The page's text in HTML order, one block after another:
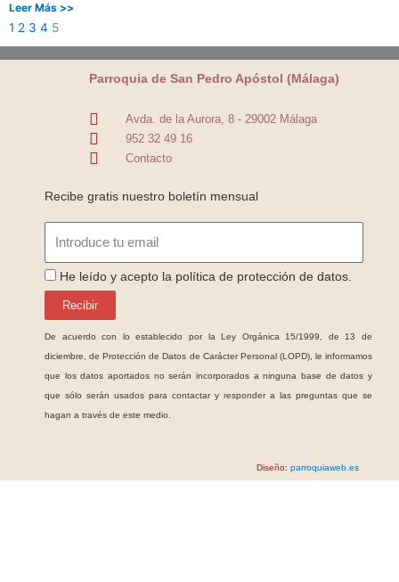
Leer Más >>
1 2 3 4 5
Parroquia de San Pedro Apóstol (Málaga)
Avda. de la Aurora, 8 - 29002 Málaga
952 32 49 16
Contacto
Recibe gratis nuestro boletín mensual
ProteccionDatos
He leído y acepto la política de protección de datos.
Recibir
De acuerdo con lo establecido por la Ley Orgánica 15/1999, de 13 de
diciembre, de Protección de Datos de Carácter Personal (LOPD), le informamos
que los datos aportados no serán incorporados a ninguna base de datos y
que sólo serán usados para contactar y responder a las preguntas que se
hagan a través de este medio.
Diseño: parroquiaweb.es